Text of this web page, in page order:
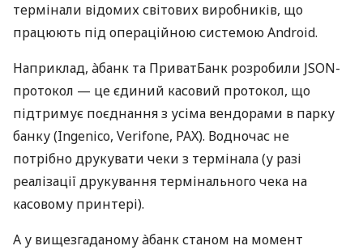
термінали відомих світових виробників, що
працюють під операційною системою Android.
Наприклад, àбанк та ПриватБанк розробили JSON-
протокол — це єдиний касовий протокол, що
підтримує поєднання з усіма вендорами в парку
банку (Ingenico, Verifone, PAX). Водночас не
потрібно друкувати чеки з термінала (у разі
реалізації друкування термінального чека на
касовому принтері).
А у вищезгаданому àбанк станом на момент